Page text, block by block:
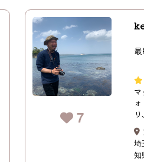
7
マ
埼
知